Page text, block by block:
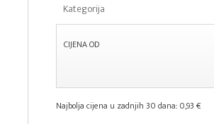
Kategorija
CIJENA OD
Najbolja cijena u zadnjih 30 dana: 0,93 €